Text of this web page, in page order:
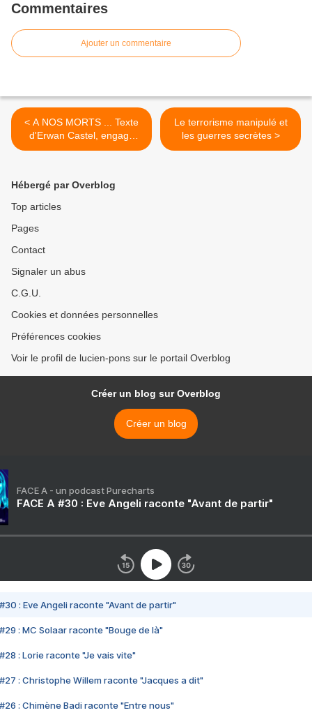
Commentaires
Ajouter un commentaire
< A NOS MORTS ... Texte
d'Erwan Castel, engagé
volontaire français en
Le terrorisme manipulé et
les guerres secrètes >
Hébergé par Overblog
Top articles
Pages
Contact
Signaler un abus
C.G.U.
Cookies et données personnelles
Préférences cookies
Voir le profil de lucien-pons sur le portail Overblog
Créer un blog sur Overblog
Créer un blog
FACE A - un podcast Purecharts
FACE A #30 : Eve Angeli raconte "Avant de partir"
#30 : Eve Angeli raconte "Avant de partir"
#29 : MC Solaar raconte "Bouge de là"
#28 : Lorie raconte "Je vais vite"
#27 : Christophe Willem raconte "Jacques a dit"
#26 : Chimène Badi raconte "Entre nous"